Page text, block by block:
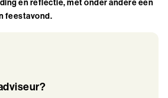
(BaakBoost)
en reflectie, met onder andere een
feestavond.